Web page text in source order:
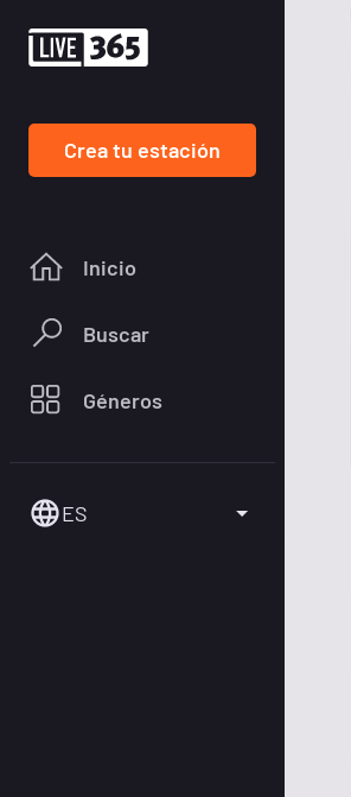
Crea tu estación
Inicio
Buscar
Géneros
ES